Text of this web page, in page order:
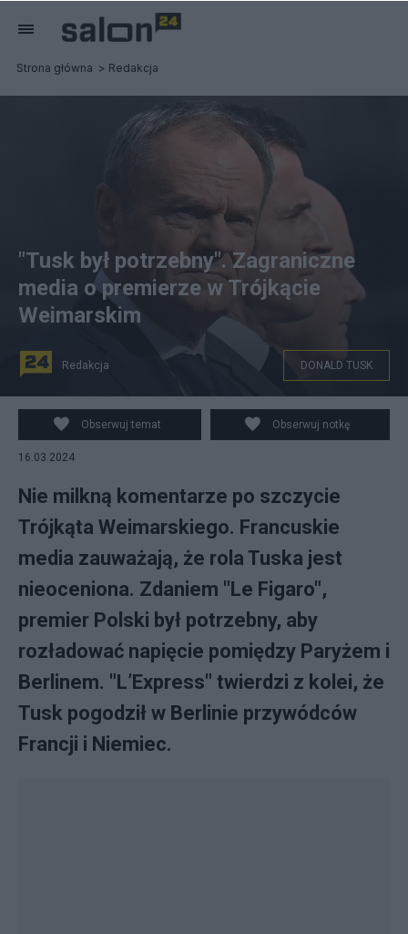
Strona główna Redakcja
Premier Donald Tusk podczas szczytu Trójkąta
Weimarskiego. Fot. PAP/Radek Pietruszka
"Tusk był potrzebny". Zagraniczne
media o premierze w Trójkącie
Weimarskim
Redakcja DONALD TUSK
Obserwuj temat Obserwuj notkę
16.03.2024
Nie milkną komentarze po szczycie
Trójkąta Weimarskiego. Francuskie
media zauważają, że rola Tuska jest
nieoceniona. Zdaniem "Le Figaro",
premier Polski był potrzebny, aby
rozładować napięcie pomiędzy Paryżem i
Berlinem. "L’Express" twierdzi z kolei, że
Tusk pogodził w Berlinie przywódców
Francji i Niemiec.